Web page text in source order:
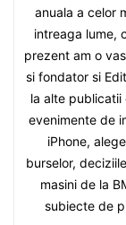
anuala a celor
intreaga lume,
prezent am o
si fondator si
la alte publicatii
evenimente de
iPhone,
burselor,
masini de la
subiecte de